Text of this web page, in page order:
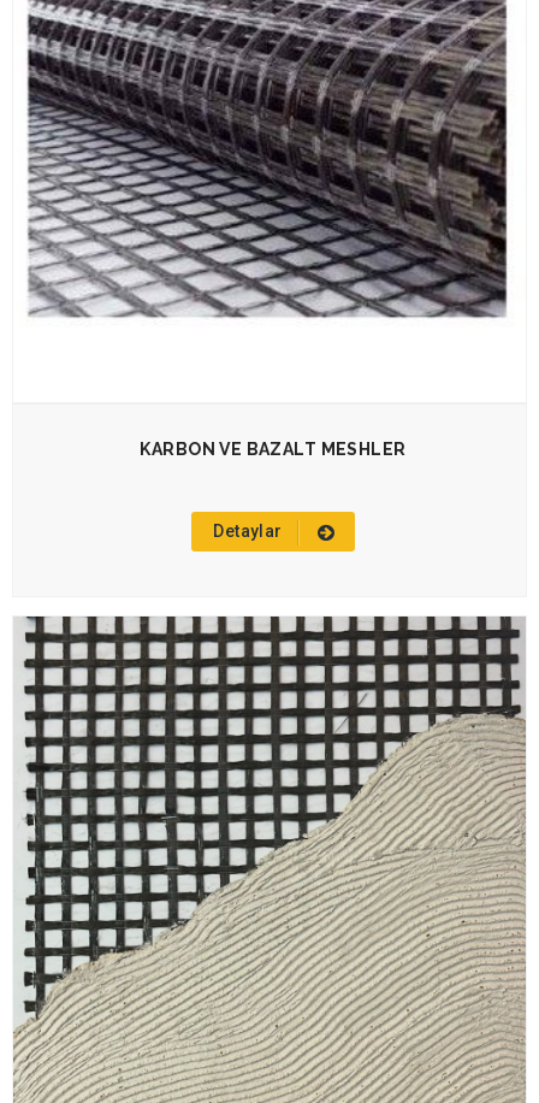
KARBON VE BAZALT MESHLER
Detaylar